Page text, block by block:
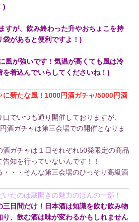
)
すが、飲み終わった升やおちょこを持
袋があると便利ですよ！)
風が強いです！気温が高くても風は冷
着込んでいらしてくださいね！)
に新たな風！1000円酒ガチャ/5000円酒
でいつも通り開催しておりますが、
酒ガチャは第三会場での開催となりま
酒ガチャは１日それぞれ50発限定の商品
知を行っていないんです！！
・・・そんな第三会場のひっそり高級酒
たのは蔵開きの魅力のほんの一部！
日間だけ！日本酒は知識を飲む飲み物
、飲む酒は味が変わるかもしれません